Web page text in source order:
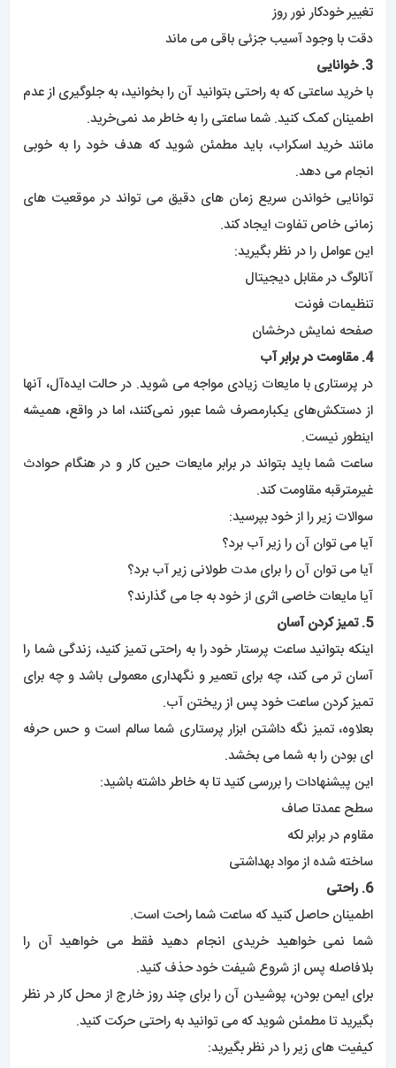
تغییر خودکار نور روز
دقت با وجود آسیب جزئی باقی می ماند
3. خوانایی
با خرید ساعتی که به راحتی بتوانید آن را بخوانید، به جلوگیری از عدم
اطمینان کمک کنید. شما ساعتی را به خاطر مد نمی‌خرید.
مانند خرید اسکراب، باید مطمئن شوید که هدف خود را به خوبی
انجام می دهد.
توانایی خواندن سریع زمان های دقیق می تواند در موقعیت های
زمانی خاص تفاوت ایجاد کند.
این عوامل را در نظر بگیرید:
آنالوگ در مقابل دیجیتال
تنظیمات فونت
صفحه نمایش درخشان
4. مقاومت در برابر آب
در پرستاری با مایعات زیادی مواجه می شوید. در حالت ایده‌آل، آنها
از دستکش‌های یکبارمصرف شما عبور نمی‌کنند، اما در واقع، همیشه
اینطور نیست.
ساعت شما باید بتواند در برابر مایعات حین کار و در هنگام حوادث
غیرمترقبه مقاومت کند.
سوالات زیر را از خود بپرسید:
آیا می توان آن را زیر آب برد؟
آیا می توان آن را برای مدت طولانی زیر آب برد؟
آیا مایعات خاصی اثری از خود به جا می گذارند؟
5. تمیز کردن آسان
اینکه بتوانید ساعت پرستار خود را به راحتی تمیز کنید، زندگی شما را
آسان تر می کند، چه برای تعمیر و نگهداری معمولی باشد و چه برای
تمیز کردن ساعت خود پس از ریختن آب.
بعلاوه، تمیز نگه داشتن ابزار پرستاری شما سالم است و حس حرفه
ای بودن را به شما می بخشد.
این پیشنهادات را بررسی کنید تا به خاطر داشته باشید:
سطح عمدتا صاف
مقاوم در برابر لکه
ساخته شده از مواد بهداشتی
6. راحتی
اطمینان حاصل کنید که ساعت شما راحت است.
شما نمی خواهید خریدی انجام دهید فقط می خواهید آن را
بلافاصله پس از شروع شیفت خود حذف کنید.
برای ایمن بودن، پوشیدن آن را برای چند روز خارج از محل کار در نظر
بگیرید تا مطمئن شوید که می توانید به راحتی حرکت کنید.
کیفیت های زیر را در نظر بگیرید: